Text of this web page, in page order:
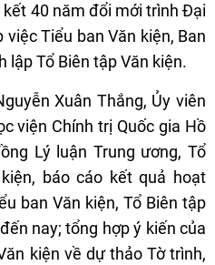
kết 40 năm đổi mới trình Đại
Tiểu ban Văn kiện, Ban
lập Tổ Biên tập Văn kiện.
Xuân Thắng, Ủy viên
viện Chính trị Quốc gia Hồ
Lý luận Trung ương, Tổ
báo cáo kết quả hoạt
ban Văn kiện, Tổ Biên tập
nay; tổng hợp ý kiến của
kiện về dự thảo Tờ trình,